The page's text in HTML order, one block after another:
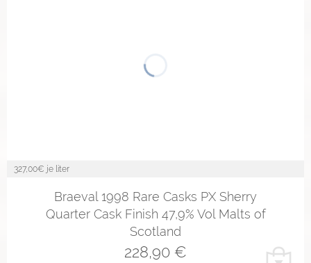
327,00€ je liter
Braeval 1998 Rare Casks PX Sherry
Quarter Cask Finish 47,9% Vol Malts of
Scotland
228,90 €